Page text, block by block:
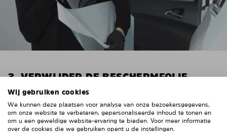
3. VERWIJDER DE BESCHERMFOLIE
Trek de bijgeleverde handschoenen aan om te
voorkomen dat er vingerafdrukken op de Solarplexius
zonwering achterblijven. Om statische oplading
tegen te gaan, veegt u de beschermfolie van de
Wij gebruiken cookies
We kunnen deze plaatsen voor analyse van onze bezoekersgegevens,
om onze website te verbeteren, gepersonaliseerde inhoud te tonen en
om u een geweldige website-ervaring te bieden. Voor meer informatie
over de cookies die we gebruiken opent u de instellingen.